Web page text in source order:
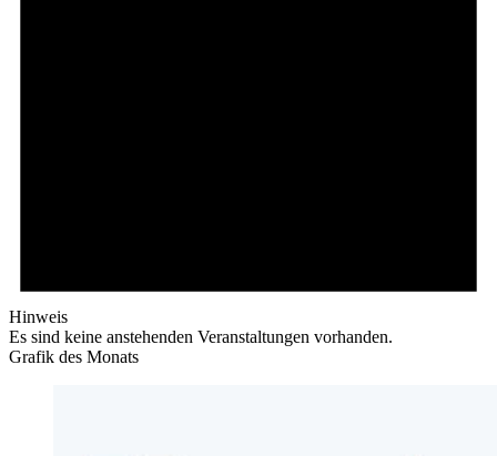
Hinweis
Es sind keine anstehenden Veranstaltungen vorhanden.
Grafik des Monats